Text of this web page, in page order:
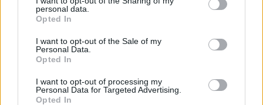
personal data.
Opted In
I want to opt-out of the Sale of my
Personal Data.
Opted In
I want to opt-out of processing my
Personal Data for Targeted Advertising.
Opted In